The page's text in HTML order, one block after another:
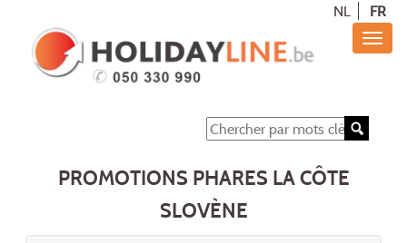
NL FR
PROMOTIONS PHARES LA CÔTE
SLOVÈNE